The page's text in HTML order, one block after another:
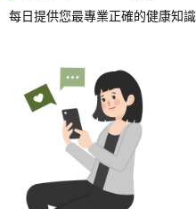
每日提供您最專業正確的健康知識